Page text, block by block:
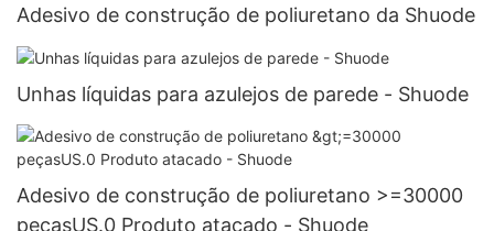
Adesivo de construção de poliuretano da Shuode
Unhas líquidas para azulejos de parede - Shuode
Adesivo de construção de poliuretano >=30000
peçasUS.0 Produto atacado - Shuode